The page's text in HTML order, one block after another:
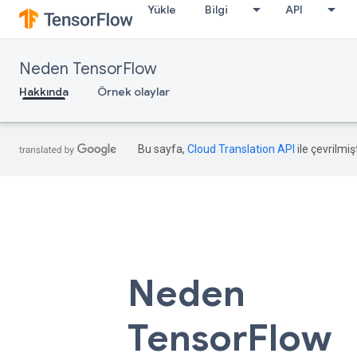
Yükle Bilgi API
Neden TensorFlow
Hakkında Örnek olaylar
Bu sayfa, Cloud Translation API ile
Neden
TensorFlow
Airbnb
Coca
Cola
Derin
Düşünce
Airbnb
Coca
Cola
Derin
Düşünce